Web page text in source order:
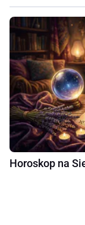
Horoskop na